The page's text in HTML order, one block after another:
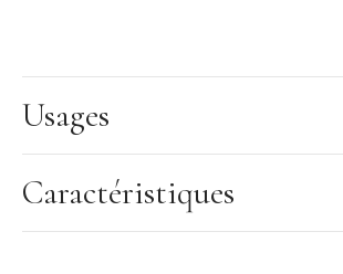
Rainures antidérapantes et isolantes
Résiste aux hautes températures
Usages
Caractéristiques